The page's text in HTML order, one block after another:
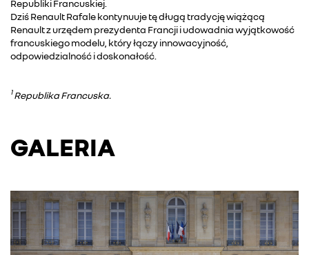
Republiki Francuskiej.
Dziś Renault Rafale kontynuuje tę długą tradycję wiążącą
Renault z urzędem prezydenta Francji i udowadnia wyjątkowość
francuskiego modelu, który łączy innowacyjność,
odpowiedzialność i doskonałość.
1Republika Francuska.
GALERIA